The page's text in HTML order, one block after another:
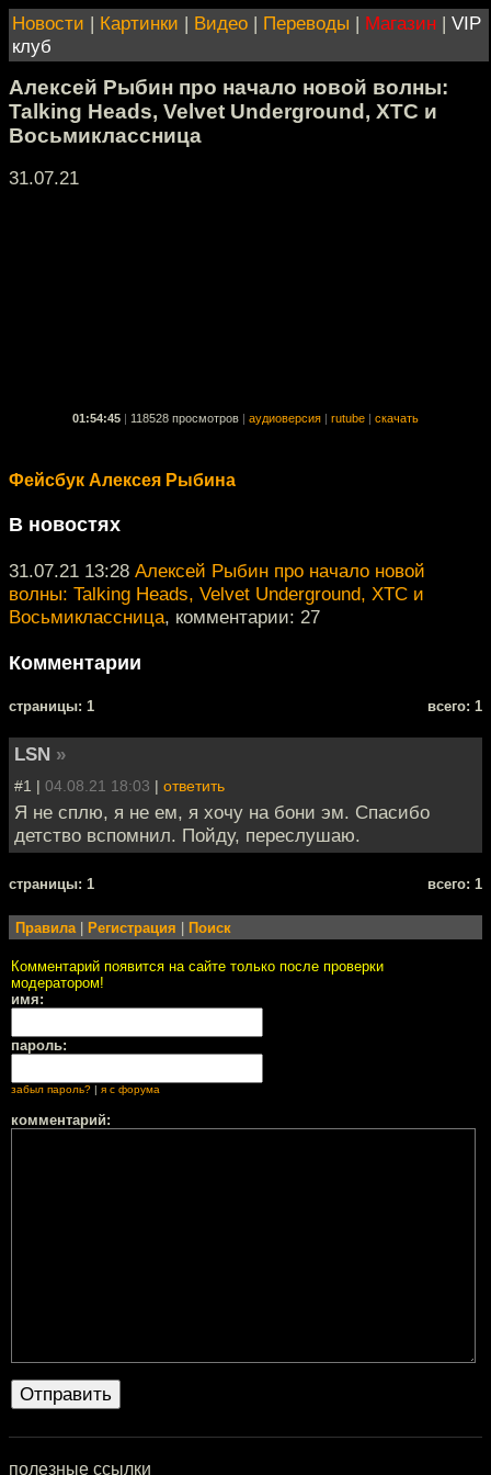
Новости | Картинки | Видео | Переводы | Магазин | VIP
клуб
Алексей Рыбин про начало новой волны:
Talking Heads, Velvet Underground, XTC и
Восьмиклассница
31.07.21
01:54:45 118528 просмотров аудиоверсия rutube скачать
Фейсбук Алексея Рыбина
В новостях
31.07.21 13:28 Алексей Рыбин про начало новой
волны: Talking Heads, Velvet Underground, XTC и
Восьмиклассница, комментарии: 27
Комментарии
cтраницы: 1 всего: 1
LSN »
#1 | 04.08.21 18:03 | ответить
Я не сплю, я не ем, я хочу на бони эм. Спасибо
детство вспомнил. Пойду, переслушаю.
cтраницы: 1 всего: 1
Правила| Регистрация Поиск
Комментарий появится на сайте только после проверки
модератором!
имя:
пароль:
забыл пароль? я с форума
комментарий:
полезные ссылки